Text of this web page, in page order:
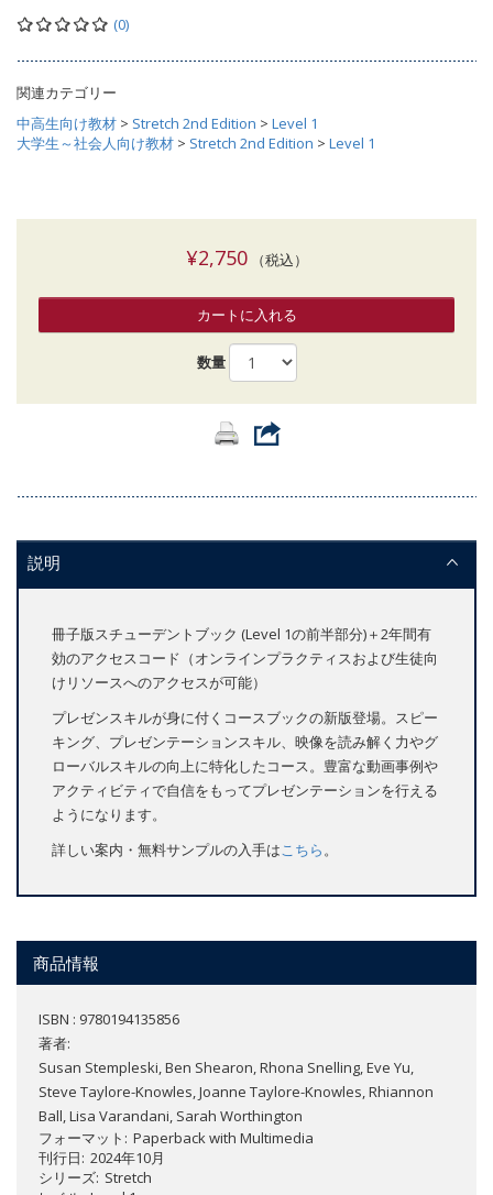
(0)
関連カテゴリー
中高生向け教材 > Stretch 2nd Edition > Level 1
大学生～社会人向け教材 > Stretch 2nd Edition > Level 1
¥2,750（税込）
カートに入れる
数量
説明
冊子版スチューデントブック (Level 1の前半部分)＋2年間有
効のアクセスコード（オンラインプラクティスおよび生徒向
けリソースへのアクセスが可能）
プレゼンスキルが身に付くコースブックの新版登場。スピー
キング、プレゼンテーションスキル、映像を読み解く力やグ
ローバルスキルの向上に特化したコース。豊富な動画事例や
アクティビティで自信をもってプレゼンテーションを行える
ようになります。
詳しい案内・無料サンプルの入手はこちら。
商品情報
ISBN : 9780194135856
著者:
Susan Stempleski, Ben Shearon, Rhona Snelling, Eve Yu,
Steve Taylore-Knowles, Joanne Taylore-Knowles, Rhiannon
Ball, Lisa Varandani, Sarah Worthington
フォーマット
Paperback with Multimedia
刊行日 2024年10月
シリーズ Stretch